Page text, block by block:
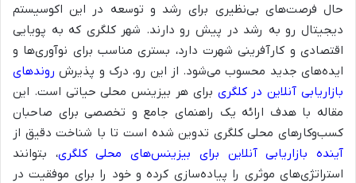
حال فرصت‌های بی‌نظیری برای رشد و توسعه در این اکوسیستم
دیجیتال رو به رشد در پیش رو دارند. شهر کلگری که به پویایی
اقتصادی و کارآفرینی شهرت دارد، بستری مناسب برای نوآوری‌ها و
ایده‌های جدید محسوب می‌شود. از این رو، درک و پذیرش روندهای
بازاریابی آنلاین در کلگری برای هر بیزینس محلی حیاتی است. این
مقاله با هدف ارائه یک راهنمای جامع و تخصصی برای صاحبان
کسب‌وکارهای محلی کلگری تدوین شده است تا با شناخت دقیق از
آینده بازاریابی آنلاین برای بیزینس‌های محلی کلگری، بتوانند
استراتژی‌های موثری را پیاده‌سازی کرده و خود را برای موفقیت در